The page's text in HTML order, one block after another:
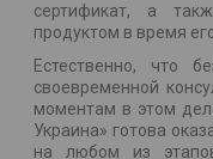
сертификат, а
продуктом в время
Естественно, что
своевременной
моментам в этом
Украина» готова
на любом из